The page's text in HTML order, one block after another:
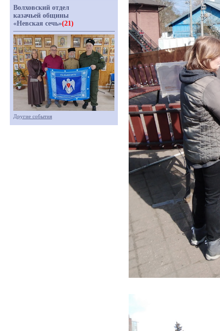
Волховский отдел
казачьей общины
«Невская сечь»(21)
Другие события